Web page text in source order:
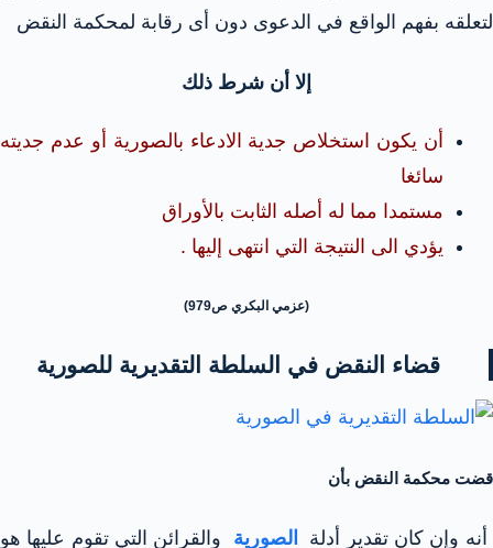
لتعلقه بفهم الواقع في الدعوى دون أى رقابة لمحكمة النقض
إلا أن شرط ذلك
أن يكون استخلاص جدية الادعاء بالصورية أو عدم جديته
سائغا
مستمدا مما له أصله الثابت بالأوراق
يؤدي الى النتيجة التي انتهى إليها .
(عزمي البكري ص979)
قضاء النقض في السلطة التقديرية للصورية
قضت محكمة النقض بأن
أنه وإن كان تقدير أدلة الصورية
والقرائن التي تقوم عليها هو